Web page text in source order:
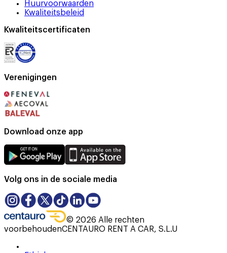
Huurvoorwaarden
Kwaliteitsbeleid
Kwaliteitscertificaten
Verenigingen
Download onze app
Volg ons in de sociale media
© 2026 Alle rechten
voorbehoudenCENTAURO RENT A CAR, S.L.U